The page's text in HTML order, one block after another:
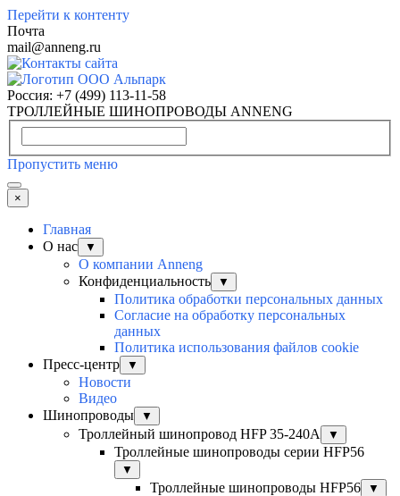
Перейти к контенту
Почта
mail@anneng.ru
Россия: +7 (499) 113-11-58
ТРОЛЛЕЙНЫЕ ШИНОПРОВОДЫ ANNENG
Пропустить меню
×
Главная
О нас
▼
О компании Anneng
Конфиденциальность
▼
Политика обработки персональных данных
Согласие на обработку персональных
данных
Политика использования файлов cookie
Пресс-центр
▼
Новости
Видео
Шинопроводы
▼
Троллейный шинопровод HFP 35-240А ▼
Троллейные шинопроводы серии HFP56
▼
Троллейные шинопроводы HFP56 ▼